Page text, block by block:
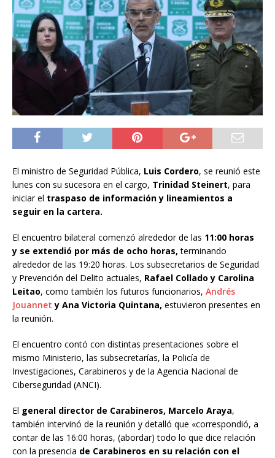
El ministro de Seguridad Pública, Luis Cordero, se reunió este
lunes con su sucesora en el cargo, Trinidad Steinert, para
iniciar el traspaso de información y lineamientos a
seguir en la cartera.
El encuentro bilateral comenzó alrededor de las 11:00 horas
y se extendió por más de ocho horas, terminando
alrededor de las 19:20 horas. Los subsecretarios de Seguridad
y Prevención del Delito actuales, Rafael Collado y Carolina
Leitao, como también los futuros funcionarios, Andrés
Jouannet y Ana Victoria Quintana, estuvieron presentes en
la reunión.
El encuentro contó con distintas presentaciones sobre el
mismo Ministerio, las subsecretarías, la Policía de
Investigaciones, Carabineros y de la Agencia Nacional de
Ciberseguridad (ANCI).
El general director de Carabineros, Marcelo Araya,
también intervinó de la reunión y detalló que «correspondió, a
contar de las 16:00 horas, (abordar) todo lo que dice relación
con la presencia de Carabineros en su relación con el